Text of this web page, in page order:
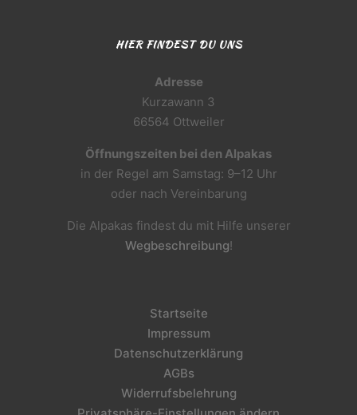
HIER FINDEST DU UNS
Adresse
Kurzawann 3
66564 Ottweiler
Öffnungszeiten bei den Alpakas
in der Regel am Samstag: 9–12 Uhr
oder nach Vereinbarung
Die Alpakas findest du mit Hilfe unserer
Wegbeschreibung!
Startseite
Impressum
Datenschutzerklärung
AGBs
Widerrufsbelehrung